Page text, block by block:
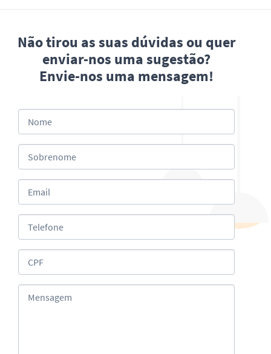
Não tirou as suas dúvidas ou quer
enviar-nos uma sugestão?
Envie-nos uma mensagem!
Nome
Sobrenome
Email
Telefone
CPF
Mensagem